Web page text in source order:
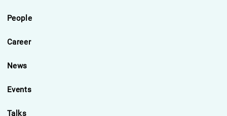
People
Career
News
Events
Talks